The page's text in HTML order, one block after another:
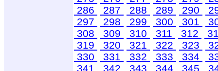
286
287 288 289 290
297
298 299 300 301
308
309 310 311 312
319
320 321 322 323
330
331 332 333 334
341
342 343 344 345